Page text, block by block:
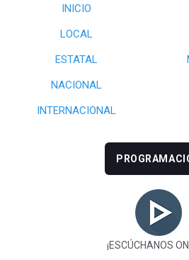
INICIO
LOCAL
ESTATAL
NACIONAL
INTERNACIONAL
¡ESCÚCHANOS